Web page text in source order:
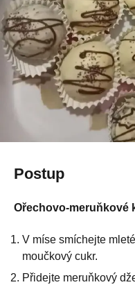
Postup
Ořechovo-meruňkové
V míse smíchejte
moučkový cukr.
Přidejte meruňkový